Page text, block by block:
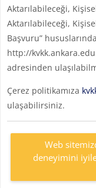
Aktarılabileceği,
Aktarılabileceği,
Başvuru”
http://
adresinden
Çerez politikamıza
ulaşabilirsiniz.
Web
deneyimini